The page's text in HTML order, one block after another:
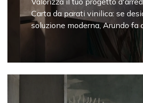
Carta da parati vinilica: se
soluzione moderna, Arundo fa